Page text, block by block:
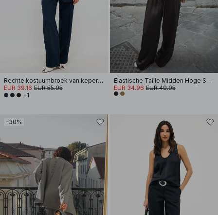
Rechte kostuumbroek van keperstof met halfhoge taille
EUR 39.16 EUR 55.95
+1
Elastische Taille Midden Hoge Satijnen Broek
EUR 34.96 EUR 49.95
-30%